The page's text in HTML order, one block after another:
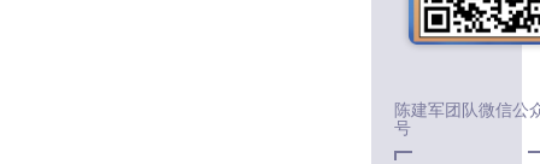
陈建军团队微信公
号